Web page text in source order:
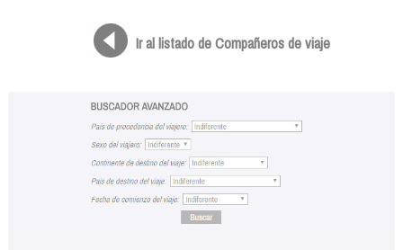
Ir al listado de Compañeros de viaje